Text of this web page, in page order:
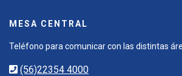
MESA CENTRAL
Teléfono para comunicar con las distintas
(56)22354 4000